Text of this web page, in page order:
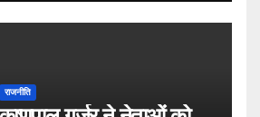
राजनीति